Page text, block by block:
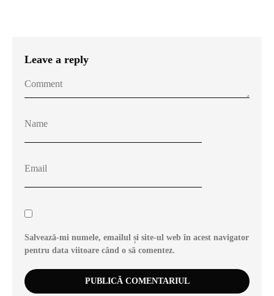
Leave a reply
Salvează-mi numele, emailul și site-ul web în acest navigator
pentru data viitoare când o să comentez.